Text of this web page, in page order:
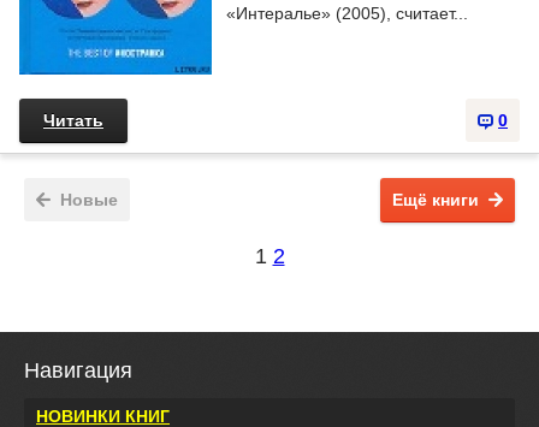
«Интералье» (2005), считает...
0
Читать
Новые Ещё книги
1 2
Навигация
НОВИНКИ КНИГ